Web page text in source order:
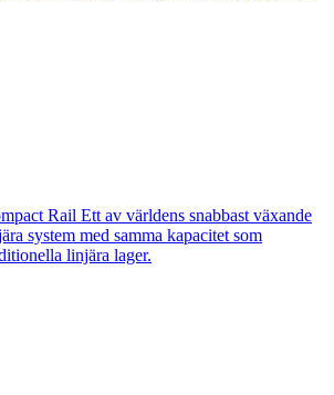
Rail Ett av världens snabbast växande
system med samma kapacitet som
linjära lager.